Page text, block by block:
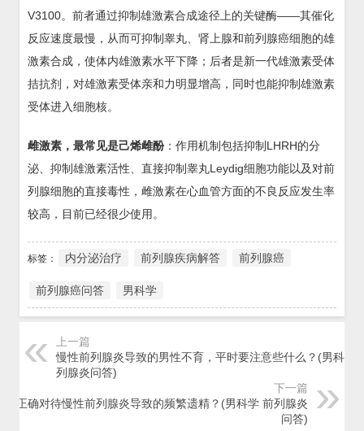
V3100。前者通过抑制雄激素合成途径上的关键酶——其催化
反应速度最慢，从而可抑制睾丸、肾上腺和前列腺癌细胞的雄
激素合成，使体内雄激素水平下降；后者是新一代雄激素受体
拮抗剂，对雄激素受体亲和力明显增高，同时也能抑制雄激素
受体进入细胞核。
雌激素，最常见是己烯雌酚：作用机制包括抑制LHRH的分
泌、抑制雄激素活性、直接抑制睾丸Leydig细胞功能以及对前
列腺细胞的直接毒性，雌激素在心血管方面的不良反应发生率
较高，目前已经很少使用。
标签： 内分泌治疗 前列腺疾病解答 前列腺癌
前列腺癌问答 男科学
上一篇
慢性前列腺炎导致的男性不育，平时要注意些什么？(男科学
列腺炎问答)
下一篇
何正确对待慢性前列腺炎导致的频繁遗精？(男科学 前列腺炎
问答)